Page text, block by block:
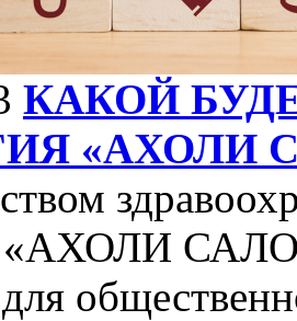
КАКОЙ
«АХОЛИ
«АХОЛИ